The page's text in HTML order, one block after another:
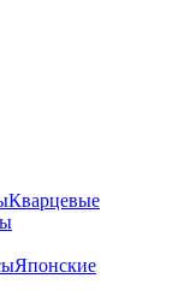
Кварцевые
Японские